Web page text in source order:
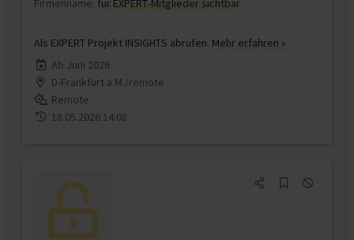
Firmenname: für EXPERT-Mitglieder sichtbar
Als EXPERT Projekt INSIGHTS abrufen. Mehr erfahren »
Ab Juni 2026
D-Frankfurt a.M./remote
Remote
18.05.2026 14:08